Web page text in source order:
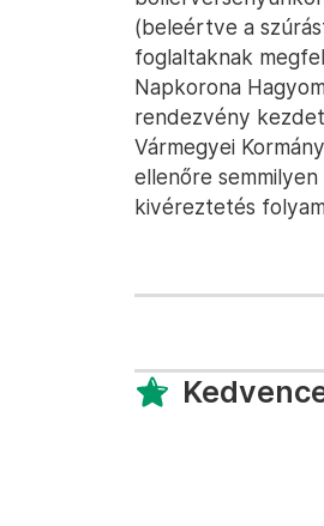
(beleértve a
foglaltaknak
Napkorona
rendezvény
Vármegyei
ellenőre
kivéreztetés